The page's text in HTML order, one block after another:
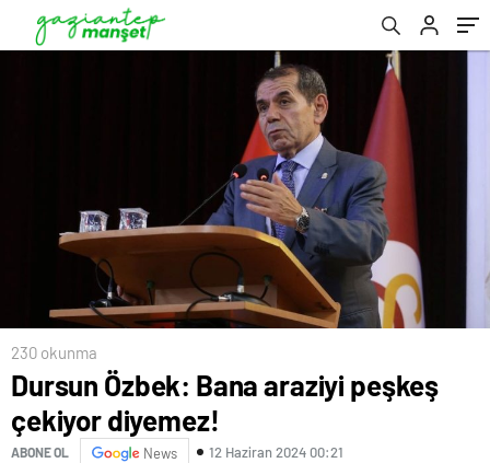
230 okunma
Dursun Özbek: Bana araziyi peşkeş
çekiyor diyemez!
ABONE OL News 12 Haziran 2024 00:21